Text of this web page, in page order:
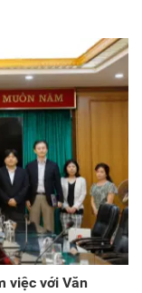
việc với Văn